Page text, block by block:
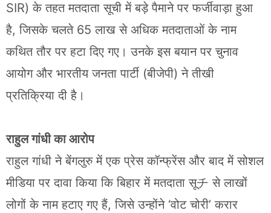
SIR) के तहत मतदाता सूची में बड़े पैमाने पर फर्जीवाड़ा हुआ
है, जिसके चलते 65 लाख से अधिक मतदाताओं के नाम
कथित तौर पर हटा दिए गए। उनके इस बयान पर चुनाव
आयोग और भारतीय जनता पार्टी (बीजेपी) ने तीखी
प्रतिक्रिया दी है।
राहुल गांधी का आरोप
राहुल गांधी ने बेंगलुरु में एक प्रेस कॉन्फ्रेंस और बाद में सोशल
मीडिया पर दावा किया कि बिहार में मतदाता सूチ से लाखों
लोगों के नाम हटाए गए हैं, जिसे उन्होंने ‘वोट चोरी’ करार